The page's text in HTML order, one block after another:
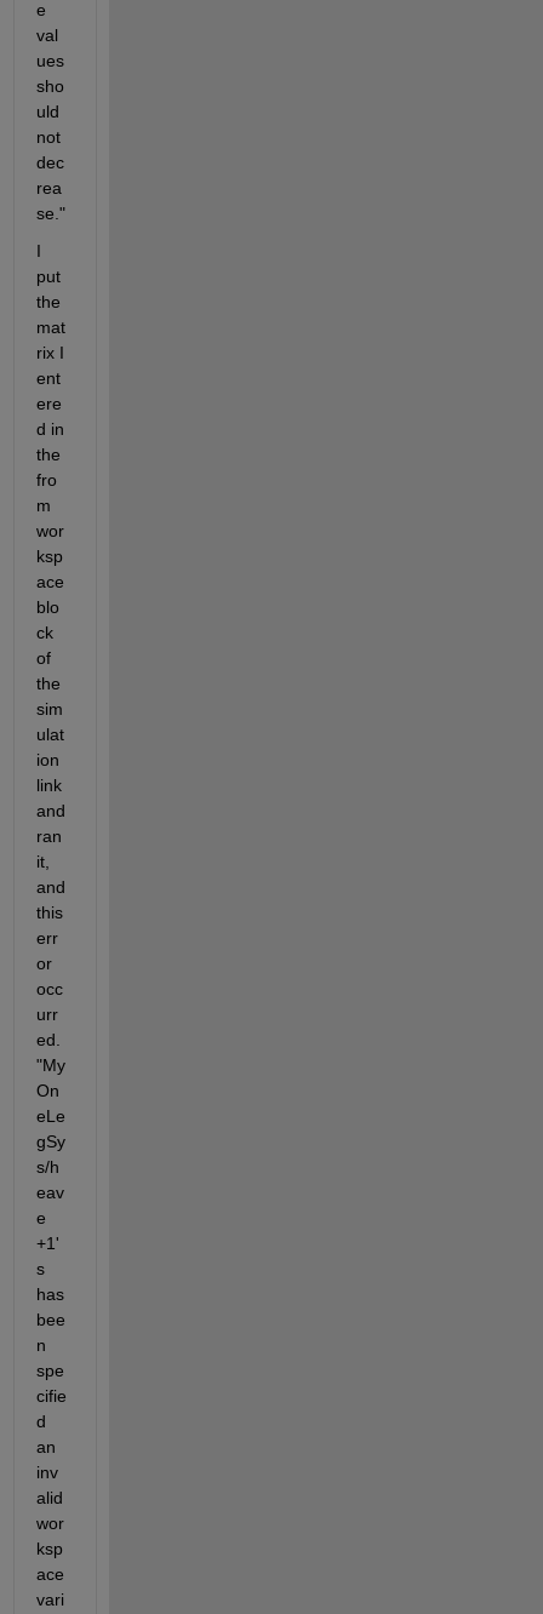
e
val
ues
sho
uld
not
dec
rea
se."
I
put
the
mat
rix I
ent
ere
d in
the
fro
m
wor
ksp
ace
blo
ck
of
the
sim
ulat
ion
link
and
ran
it,
and
this
err
or
occ
urr
ed.
"My
On
eLe
gSy
s/h
eav
e
+1'
s
has
bee
n
spe
cifie
d
an
inv
alid
wor
ksp
ace
vari